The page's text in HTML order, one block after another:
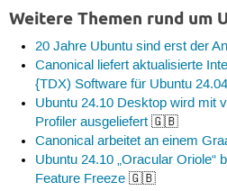
Weitere Themen rund um
20 Jahre Ubuntu sind erst der
Canonical liefert aktualisierte
{TDX) Software für Ubuntu
Ubuntu 24.10 Desktop wird mit
Profiler ausgeliefert 🇬🇧
Canonical arbeitet an einem
Ubuntu 24.10 „Oracular Oriole“
Feature Freeze 🇬🇧